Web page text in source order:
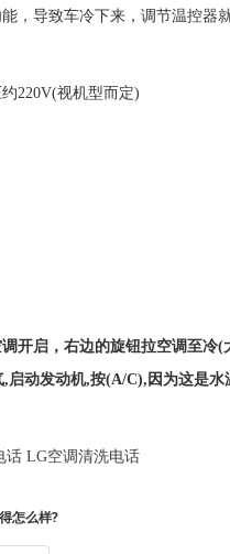
，导致车冷下来，调节温控器
220V(视机型而定)
开启，右边的旋钮拉空调至冷
动发动机,按(A/C),因为这是
话 LG空调清洗电话
怎么样?